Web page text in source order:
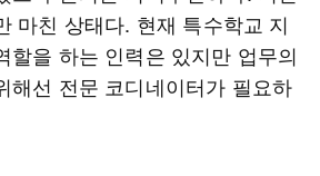
마친 상태다. 현재 특수학교 지
할을 하는 인력은 있지만 업무의
해선 전문 코디네이터가 필요하